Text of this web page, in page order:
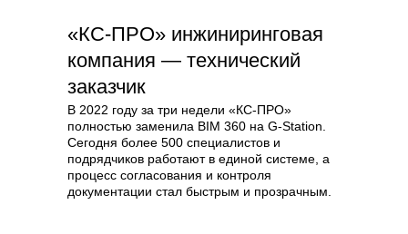
«КС-ПРО» инжиниринговая
компания — технический
заказчик
В 2022 году за три недели «КС-ПРО»
полностью заменила BIM 360 на G-Station.
Сегодня более 500 специалистов и
подрядчиков работают в единой системе, а
процесс согласования и контроля
документации стал быстрым и прозрачным.